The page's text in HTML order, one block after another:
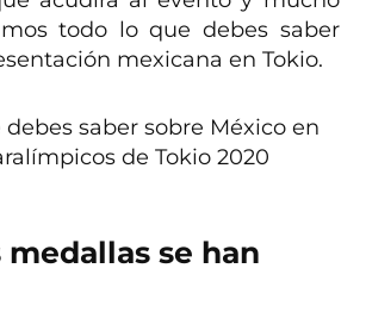
todo lo que debes saber
mexicana en Tokio.
medallas se han